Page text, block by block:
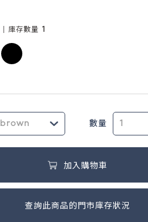
| 庫存數量 1
數量
加入購物車
查詢此商品的門市庫存狀況